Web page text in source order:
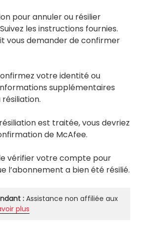
pour annuler ou résilier
les instructions fournies.
vous demander de confirmer
votre identité ou
supplémentaires
est traitée, vous devriez
de McAfee.
vérifier votre compte pour
l’abonnement a bien été résilié.
: Assistance non affiliée aux
plus